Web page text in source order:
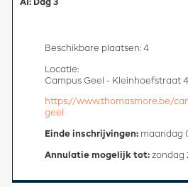
AI: Dag 3
Beschikbare plaatsen: 4
Locatie:
Campus Geel - Kleinhoefstraat
https://www.thomasmore.be/
geel
Einde inschrijvingen: maandag
Annulatie mogelijk tot: zondag